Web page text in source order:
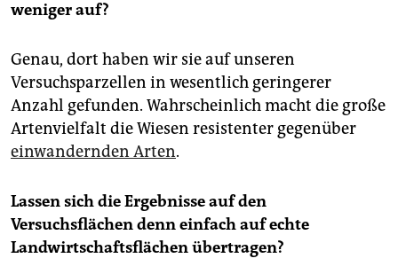
weniger auf?
Genau, dort haben wir sie auf unseren
Versuchsparzellen in wesentlich geringerer
Anzahl gefunden. Wahrscheinlich macht die große
Artenvielfalt die Wiesen resistenter gegenüber
einwandernden Arten.
Lassen sich die Ergebnisse auf den
Versuchsflächen denn einfach auf echte
Landwirtschaftsflächen übertragen?